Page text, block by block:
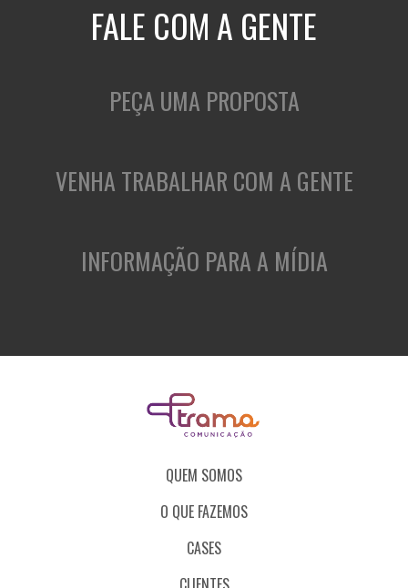
FALE COM A GENTE
PEÇA UMA PROPOSTA
VENHA TRABALHAR COM A GENTE
INFORMAÇÃO PARA A MÍDIA
QUEM SOMOS
O QUE FAZEMOS
CASES